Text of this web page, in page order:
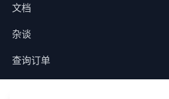
文档
杂谈
查询订单